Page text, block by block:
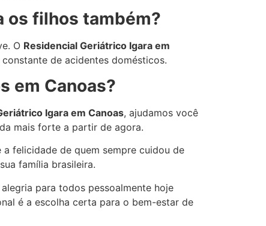
os filhos também?
O Residencial Geriátrico Igara em
de acidentes domésticos.
em Canoas?
Igara em Canoas, ajudamos você
mais forte a partir de agora.
felicidade de quem sempre cuidou de
família brasileira.
para todos pessoalmente hoje
é a escolha certa para o bem-estar de